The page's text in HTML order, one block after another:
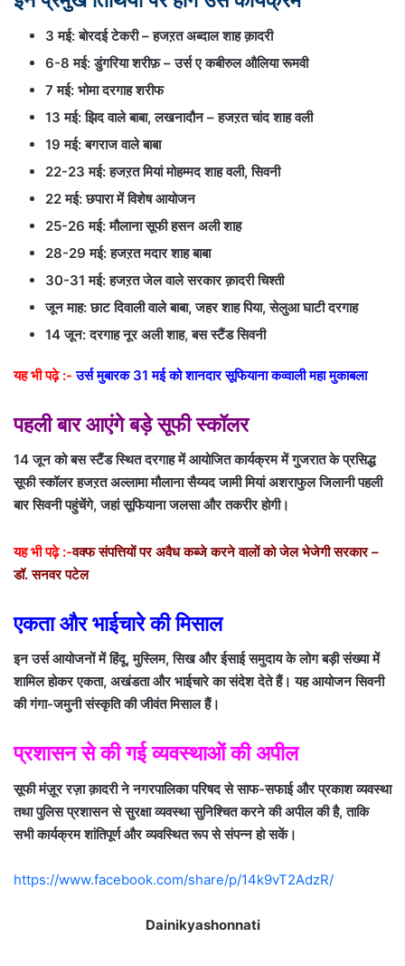
3 मई: बोरदई टेकरी – हजऱत अब्दाल शाह क़ादरी
6-8 मई: डुंगरिया शरीफ़ – उर्स ए कबीरुल औलिया रूमवी
7 मई: भोमा दरगाह शरीफ
13 मई: झिद वाले बाबा, लखनादौन – हजऱत चांद शाह वली
19 मई: बगराज वाले बाबा
22-23 मई: हजऱत मियां मोहम्मद शाह वली, सिवनी
22 मई: छपारा में विशेष आयोजन
25-26 मई: मौलाना सूफी हसन अली शाह
28-29 मई: हजऱत मदार शाह बाबा
30-31 मई: हजऱत जेल वाले सरकार क़ादरी चिश्ती
जून माह: छाट दिवाली वाले बाबा, जहर शाह पिया, सेलुआ घाटी दरगाह
14 जून: दरगाह नूर अली शाह, बस स्टैंड सिवनी
यह भी पढ़े :-उर्स मुबारक 31 मई को शानदार सूफियाना कव्वाली महा मुकाबला
पहली बार आएंगे बड़े सूफी स्कॉलर
14 जून को बस स्टैंड स्थित दरगाह में आयोजित कार्यक्रम में गुजरात के प्रसिद्ध
सूफी स्कॉलर हजऱत अल्लामा मौलाना सैय्यद जामी मियां अशराफुल जिलानी पहली
बार सिवनी पहुंचेंगे, जहां सूफियाना जलसा और तकरीर होगी।
यह भी पढ़े :-वक्फ संपत्तियों पर अवैध कब्जे करने वालों को जेल भेजेगी सरकार –
डॉ. सनवर पटेल
एकता और भाईचारे की मिसाल
इन उर्स आयोजनों में हिंदू, मुस्लिम, सिख और ईसाई समुदाय के लोग बड़ी संख्या में
शामिल होकर एकता, अखंडता और भाईचारे का संदेश देते हैं। यह आयोजन सिवनी
की गंगा-जमुनी संस्कृति की जीवंत मिसाल हैं।
प्रशासन से की गई व्यवस्थाओं की अपील
सूफी मंज़ूर रज़ा क़ादरी ने नगरपालिका परिषद से साफ-सफाई और प्रकाश व्यवस्था
तथा पुलिस प्रशासन से सुरक्षा व्यवस्था सुनिश्चित करने की अपील की है, ताकि
सभी कार्यक्रम शांतिपूर्ण और व्यवस्थित रूप से संपन्न हो सकें।
https://www.facebook.com/share/p/14k9vT2AdzR/
Dainikyashonnati